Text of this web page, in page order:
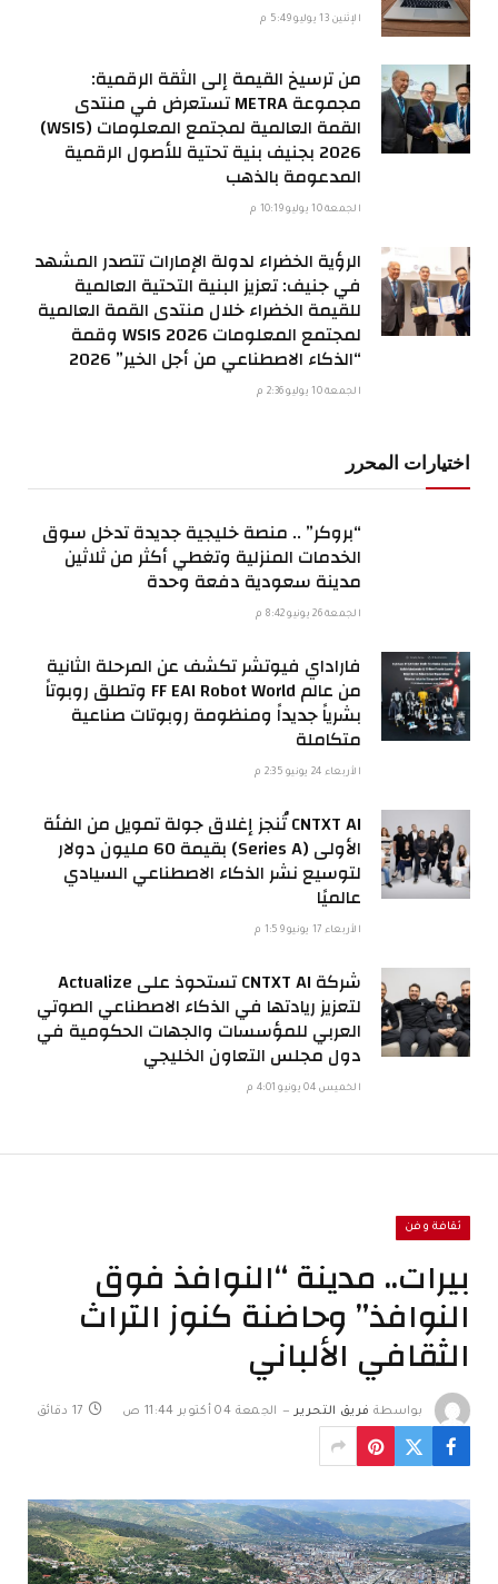
الإثنين 13 يوليو 5:49 م
من ترسيخ القيمة إلى الثقة الرقمية:
مجموعة METRA تستعرض في منتدى
القمة العالمية لمجتمع المعلومات (WSIS)
2026 بجنيف بنية تحتية للأصول الرقمية
المدعومة بالذهب
الجمعة 10 يوليو 10:19 م
الرؤية الخضراء لدولة الإمارات تتصدر المشهد
في جنيف: تعزيز البنية التحتية العالمية
للقيمة الخضراء خلال منتدى القمة العالمية
لمجتمع المعلومات WSIS 2026 وقمة
“الذكاء الاصطناعي من أجل الخير” 2026
الجمعة 10 يوليو 2:36 م
اختيارات المحرر
“بروكر” .. منصة خليجية جديدة تدخل سوق
الخدمات المنزلية وتغطي أكثر من ثلاثين
مدينة سعودية دفعة وحدة
الجمعة 26 يونيو 8:42 م
فاراداي فيوتشر تكشف عن المرحلة الثانية
من عالم FF EAI Robot World وتطلق روبوتاً
بشرياً جديداً ومنظومة روبوتات صناعية
متكاملة
الأربعاء 24 يونيو 2:35 م
CNTXT AI تُنجز إغلاق جولة تمويل من الفئة
الأولى (Series A) بقيمة 60 مليون دولار
لتوسيع نشر الذكاء الاصطناعي السيادي
عالميًا
الأربعاء 17 يونيو 1:59 م
شركة CNTXT AI تستحوذ على Actualize
لتعزيز ريادتها في الذكاء الاصطناعي الصوتي
العربي للمؤسسات والجهات الحكومية في
دول مجلس التعاون الخليجي
الخميس 04 يونيو 4:01 م
ثقافة وفن
بيرات.. مدينة “النوافذ فوق
النوافذ” وحاضنة كنوز التراث
الثقافي الألباني
بواسطة فريق التحرير الجمعة 04 أكتوبر 11:44 ص 17 دقائق